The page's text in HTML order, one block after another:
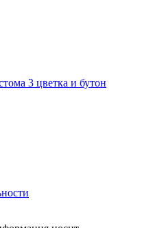
3 цветка и бутон